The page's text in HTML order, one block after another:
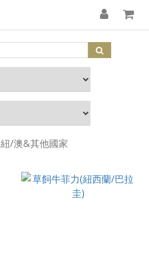
紐/澳&其他國家